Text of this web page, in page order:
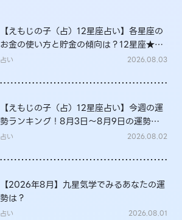
【えもじの子（占）12星座占い】各星座の
お金の使い方と貯金の傾向は？12星座★徹
底解説
占い 2026.08.03
【えもじの子（占）12星座占い】今週の運
勢ランキング！8月3日～8月9日の運勢
は？
占い 2026.08.02
【2026年8月】九星気学でみるあなたの運
勢は？
占い 2026.08.01